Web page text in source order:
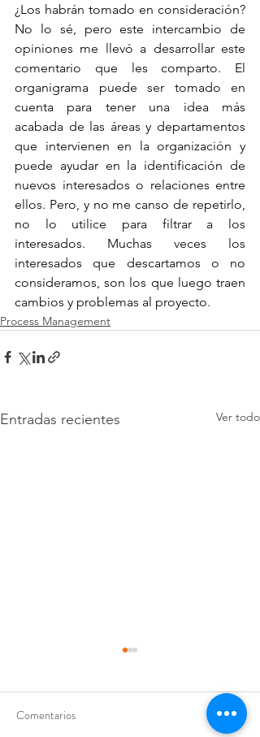
¿Los habrán tomado en consideración?
No lo sé, pero este intercambio de
opiniones me llevó a desarrollar este
comentario que les comparto. El
organigrama puede ser tomado en
cuenta para tener una idea más
acabada de las áreas y departamentos
que intervienen en la organización y
puede ayudar en la identificación de
nuevos interesados o relaciones entre
ellos. Pero, y no me canso de repetirlo,
no lo utilice para filtrar a los
interesados. Muchas veces los
interesados que descartamos o no
consideramos, son los que luego traen
cambios y problemas al proyecto.
Process Management
Entradas recientes Ver todo
Comentarios